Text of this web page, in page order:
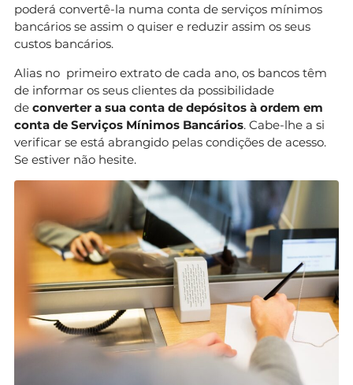
poderá convertê-la numa conta de serviços mínimos
bancários se assim o quiser e reduzir assim os seus
custos bancários.
Alias no primeiro extrato de cada ano, os bancos têm
de informar os seus clientes da possibilidade
de converter a sua conta de depósitos à ordem em
conta de Serviços Mínimos Bancários. Cabe-lhe a si
verificar se está abrangido pelas condições de acesso.
Se estiver não hesite.